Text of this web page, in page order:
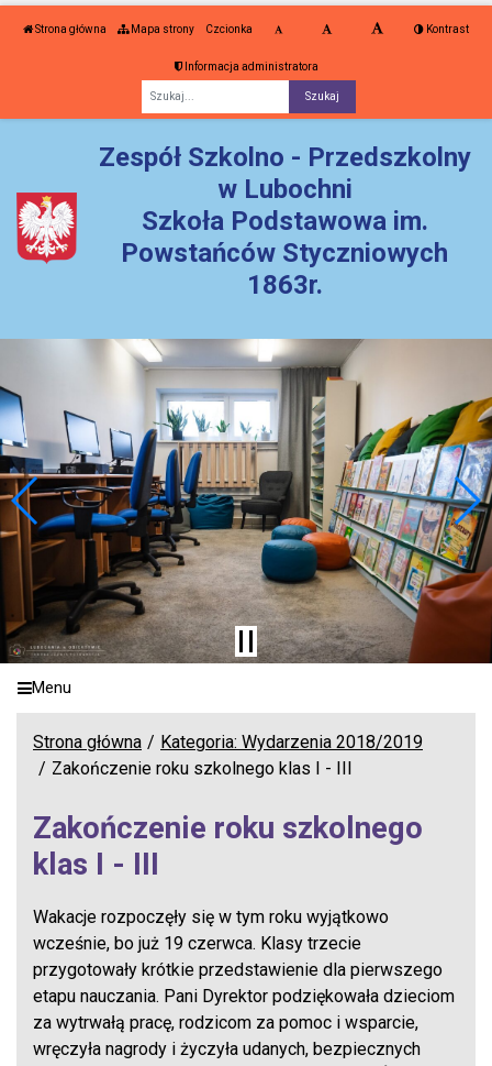
Strona główna Mapa strony Czcionka Kontrast
Informacja administratora
Zespół Szkolno - Przedszkolny
w Lubochni
Szkoła Podstawowa im.
Powstańców Styczniowych
1863r.
Menu
Strona główna
Kategoria: Wydarzenia 2018/2019
Zakończenie roku szkolnego klas I - III
Zakończenie roku szkolnego
klas I - III
Wakacje rozpoczęły się w tym roku wyjątkowo
wcześnie, bo już 19 czerwca. Klasy trzecie
przygotowały krótkie przedstawienie dla pierwszego
etapu nauczania. Pani Dyrektor podziękowała dzieciom
za wytrwałą pracę, rodzicom za pomoc i wsparcie,
wręczyła nagrody i życzyła udanych, bezpiecznych